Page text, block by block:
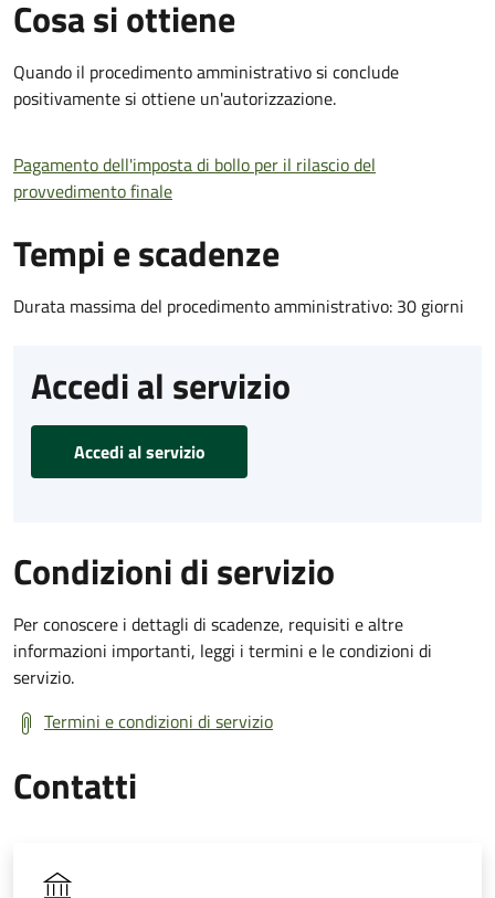
Cosa si ottiene
Quando il procedimento amministrativo si conclude
positivamente si ottiene un'autorizzazione.
Pagamento dell'imposta di bollo per il rilascio del
provvedimento finale
Tempi e scadenze
Durata massima del procedimento amministrativo: 30 giorni
Accedi al servizio
Accedi al servizio
Condizioni di servizio
Per conoscere i dettagli di scadenze, requisiti e altre
informazioni importanti, leggi i termini e le condizioni di
servizio.
Termini e condizioni di servizio
Contatti